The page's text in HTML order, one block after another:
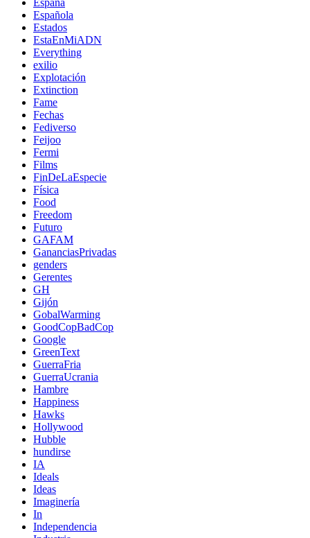
España
Española
Estados
EstaEnMiADN
Everything
exilio
Explotación
Extinction
Fame
Fechas
Fediverso
Feijoo
Fermi
Films
FinDeLaEspecie
Física
Food
Freedom
Futuro
GAFAM
GananciasPrivadas
genders
Gerentes
GH
Gijón
GobalWarming
GoodCopBadCop
Google
GreenText
GuerraFria
GuerraUcrania
Hambre
Happiness
Hawks
Hollywood
Hubble
hundirse
IA
Ideals
Ideas
Imaginería
In
Independencia